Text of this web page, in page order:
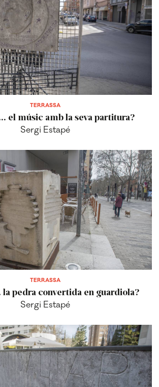
TERRASSA
el músic amb la seva partitura?
Sergi Estapé
TERRASSA
la pedra convertida en guardiola?
Sergi Estapé